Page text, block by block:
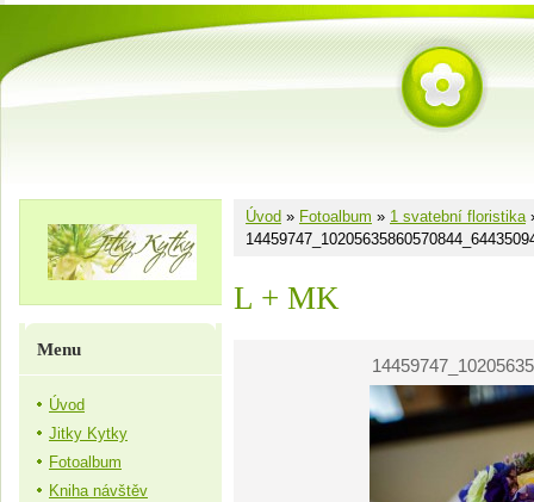
Úvod » Fotoalbum » 1 svatební floristika
L + MK
Menu
Úvod
Jitky Kytky
Fotoalbum
Kniha návštěv